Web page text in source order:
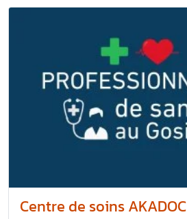
Centre de soins AKADOC